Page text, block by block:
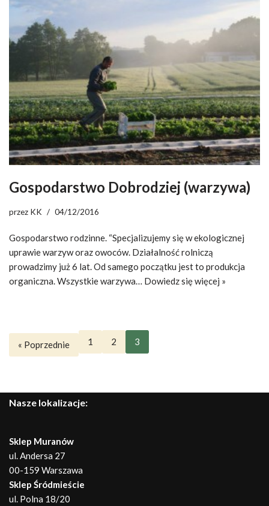
Gospodarstwo Dobrodziej (warzywa)
przez KK 04/12/2016
Gospodarstwo rodzinne. “Specjalizujemy się w ekologicznej
uprawie warzyw oraz owoców. Działalność rolniczą
prowadzimy już 6 lat. Od samego początku jest to produkcja
organiczna. Wszystkie warzywa… Dowiedz się więcej »
« Poprzednie 1 2 3
Nasze lokalizacje:
Sklep Muranów
ul. Andersa 27
00-159 Warszawa
Sklep Śródmieście
ul. Polna 18/20